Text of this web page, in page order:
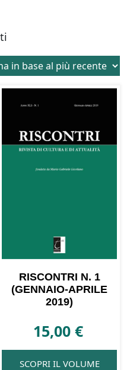
in
base
RISCONTRI N. 1
(GENNAIO-APRILE
2019)
15,00 €
SCOPRI IL VOLUME